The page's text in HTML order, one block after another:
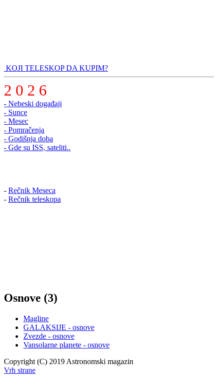
KOJI TELESKOP DA KUPIM?
2 0 2 6
- Nebeski događaji
- Sunce
- Mesec
- Pomračenja
- Godišnja doba
- Gde su ISS, sateliti..
- Rečnik Meseca
- Rečnik teleskopa
Osnove (3)
Magline
GALAKSIJE - osnove
Zvezde - osnove
Vansolarne planete - osnove
Copyright (C) 2019 Astronomski magazin
Vrh strane